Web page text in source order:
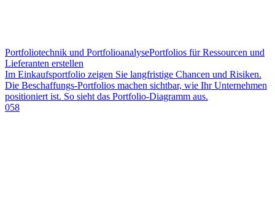
Portfoliotechnik und PortfolioanalysePortfolios für Ressourcen und
Lieferanten erstellen
Im Einkaufsportfolio zeigen Sie langfristige Chancen und Risiken.
Die Beschaffungs-Portfolios machen sichtbar, wie Ihr Unternehmen
positioniert ist. So sieht das Portfolio-Diagramm aus.
058